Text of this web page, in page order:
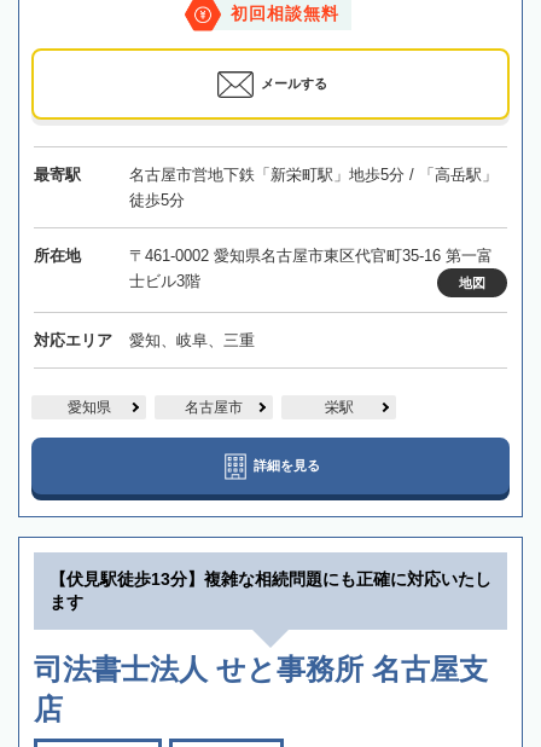
初回相談無料
メールする
最寄駅
名古屋市営地下鉄「新栄町駅」地歩5分 / 「高岳駅」
徒歩5分
所在地
〒461-0002 愛知県名古屋市東区代官町35-16 第一富
士ビル3階
地図
対応エリア 愛知、岐阜、三重
愛知県 名古屋市 栄駅
詳細を見る
【伏見駅徒歩13分】複雑な相続問題にも正確に対応いたし
ます
司法書士法人 せと事務所 名古屋支
店